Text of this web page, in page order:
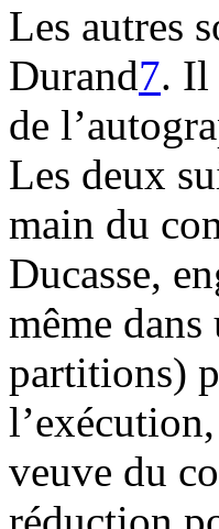
Les autres
Durand7. Il
de
Les deux
main du
Ducasse,
même
partitions)
veuve du